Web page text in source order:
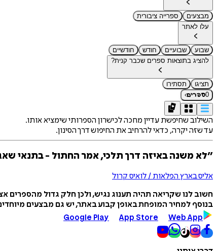
מבצעים
ספרייה ציבורית
עלו לאתר
שבוע שבועיים חודש
חודשיים
להציג בתוצאות ספרים שכבר קנית?
תציגו
תסתירו
0ספרים›
השילוב שחיפשת עדיין מחכה לכישרון הספרותי שימציא אותו.
עד שזה יקרה, כדאי להרחיב את החיפוש דרך הסינון.
״לא משנה באיזה דרך תלכי, אמר החתול - בתנאי
אליס בארץ הפלאות / לואיס קרול
חשוב לנו שקריאה תהיה תענוג נגיש, ולכן חלק גדול
בנוסף למחיר המופחת באופן קבוע באתר, יש גם מבצעים
Google Play
App Store Web App